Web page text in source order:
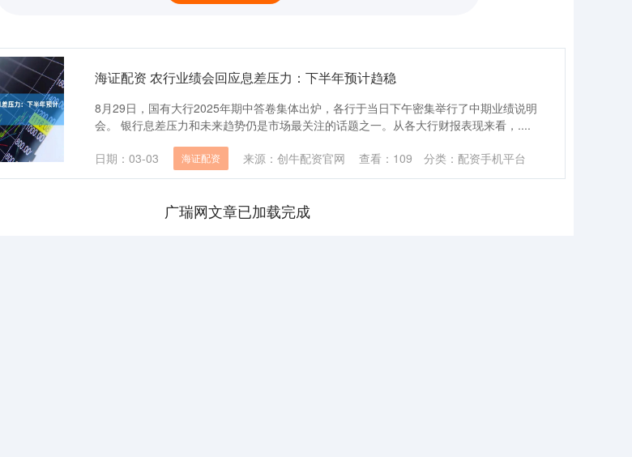
海证配资 农行业绩会回应息差压力：下半年预计趋稳
8月29日，国有大行2025年期中答卷集体出炉，各行于当日下午密集举行了中期业绩说明
会。 银行息差压力和未来趋势仍是市场最关注的话题之一。从各大行财报表现来看，....
日期：03-03 海证配资 来源：创牛配资官网 查看： 109 分类：配资手机平台
广瑞网文章已加载完成